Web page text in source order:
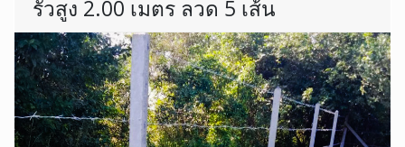
รั้วสูง 2.00 เมตร ลวด 5 เส้น